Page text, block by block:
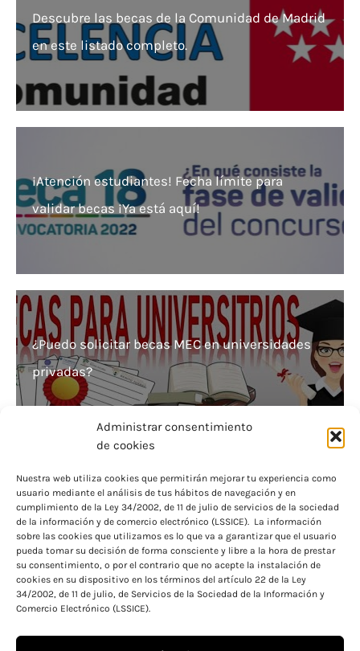
Administrar consentimiento
de cookies
Nuestra web utiliza cookies que permitirán mejorar tu experiencia como
usuario mediante el análisis de tus hábitos de navegación y en
cumplimiento de la Ley 34/2002, de 11 de julio de servicios de la sociedad
de la información y de comercio electrónico (LSSICE). La información
sobre las cookies que utilizamos es lo que va a garantizar que el usuario
pueda tomar su decisión de forma consciente y libre a la hora de prestar
su consentimiento, o por el contrario que no acepte la instalación de
cookies en su dispositivo en los términos del artículo 22 de la Ley
34/2002, de 11 de julio, de Servicios de la Sociedad de la Información y
Comercio Electrónico (LSSICE).
Descubre las becas de la Comunidad de Madrid
en este listado completo.
¡Atención estudiantes! Fecha límite para
validar becas ¡Ya está aquí!
¿Puedo solicitar becas MEC en universidades
privadas?
Transformación digital en educación: el éxito
de las E